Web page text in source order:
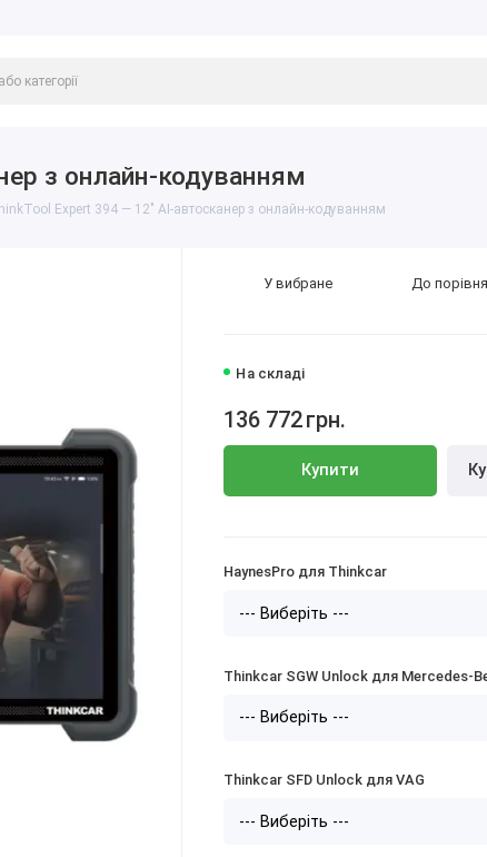
з онлайн-кодуванням
Expert 394 — 12″ AI-автосканер з онлайн-кодуванням
На складі
136 772грн.
Купити
У вибране До
HaynesPro для Thinkcar
Thinkcar SGW Unlock для Mercedes-
Thinkcar SFD Unlock для VAG